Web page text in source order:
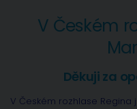
V Českém
Děkuji za
V Českém rozhlase